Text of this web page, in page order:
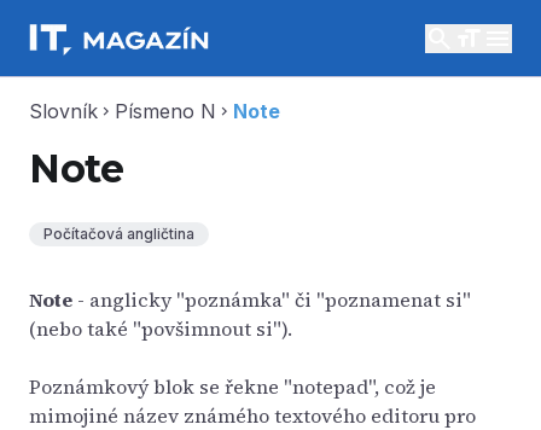
Slovník chevron_right Písmeno N chevron_right Note
Note
Počítačová angličtina
Note - anglicky "poznámka" či "poznamenat si"
(nebo také "povšimnout si").
Poznámkový blok se řekne "notepad", což je
mimojiné název známého textového editoru pro